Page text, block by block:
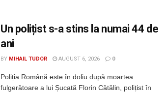
Un polițist s-a stins la numai 44 de
ani
BY MIHAIL TUDOR AUGUST 6, 2026 0
Poliția Română este în doliu după moartea
fulgerătoare a lui Șucată Florin Cătălin, polițist în